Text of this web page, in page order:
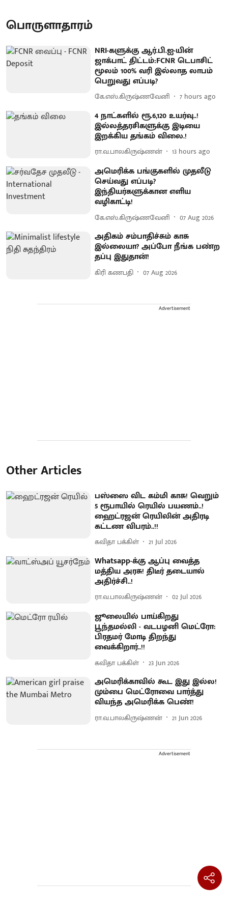
பொருளாதாரம்
NRI-களுக்கு ஆர்.பி.ஐ-யின்
ஜாக்பாட் திட்டம்:FCNR டெபாசிட்
மூலம் 100% வரி இல்லாத லாபம்
பெறுவது எப்படி?
கே.எஸ்.கிருஷ்ணவேனி 7 hours ago
4 நாட்களில் ரூ.6,120 உயர்வு..!
இல்லத்தரசிகளுக்கு இடியை
இறக்கிய தங்கம் விலை.!
ரா.வ.பாலகிருஷ்ணன் 13 hours ago
அமெரிக்க பங்குகளில் முதலீடு
செய்வது எப்படி?
இந்தியர்களுக்கான எளிய
வழிகாட்டி!
கே.எஸ்.கிருஷ்ணவேனி 07 Aug 2026
அதிகம் சம்பாதிச்சும் காசு
இல்லையா? அப்போ நீங்க பண்ற
தப்பு இதுதான்!
கிரி கணபதி 07 Aug 2026
Advertisement
Other Articles
பஸ்ஸை விட கம்மி காசு! வெறும்
5 ரூபாயில் ரெயில் பயணம்..!
ஹைட்ரஜன் ரெயிலின் அதிரடி
கட்டண விபரம்..!!
கவிதா பக்கிள் 21 Jul 2026
Whatsapp-க்கு ஆப்பு வைத்த
மத்திய அரசு! திடீர் தடையால்
அதிர்ச்சி..!
ரா.வ.பாலகிருஷ்ணன் 02 Jul 2026
ஜூலையில் பாய்கிறது
பூந்தமல்லி - வடபழனி மெட்ரோ:
பிரதமர் மோடி திறந்து
வைக்கிறார்..!!
கவிதா பக்கிள் 23 Jun 2026
அமெரிக்காவில் கூட இது இல்ல!
மும்பை மெட்ரோவை பார்த்து
வியந்த அமெரிக்க பெண்!
ரா.வ.பாலகிருஷ்ணன் 21 Jun 2026
Advertisement